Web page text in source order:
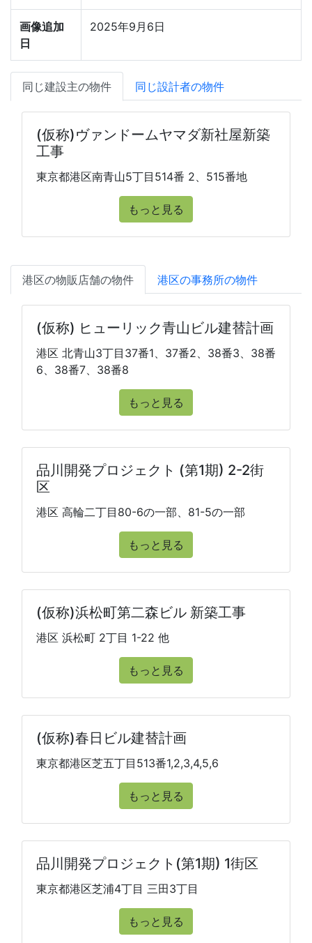
画像追加
日
2025年9月6日
同じ建設主の物件 同じ設計者の物件
(仮称)ヴァンドームヤマダ新社屋新築
工事
東京都港区南青山5丁目514番 2、515番地
もっと見る
港区の物販店舗の物件 港区の事務所の物件
(仮称) ヒューリック青山ビル建替計画
港区 北青山3丁目37番1、37番2、38番3、38番
6、38番7、38番8
もっと見る
品川開発プロジェクト (第1期) 2-2街
区
港区 高輪二丁目80-6の一部、81-5の一部
もっと見る
(仮称)浜松町第二森ビル 新築工事
港区 浜松町 2丁目 1-22 他
もっと見る
(仮称)春日ビル建替計画
東京都港区芝五丁目513番1,2,3,4,5,6
もっと見る
品川開発プロジェクト(第1期) 1街区
東京都港区芝浦4丁目 三田3丁目
もっと見る